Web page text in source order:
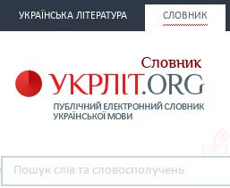
УКРАЇНСЬКА ЛІТЕРАТУРА СЛОВНИК